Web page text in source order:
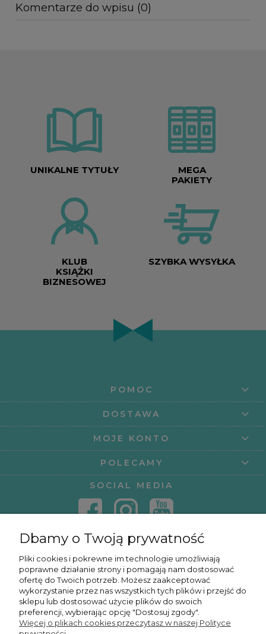
Komentarze do wpisu (0)
UNIKALNE TYTUŁY
MEGA
PAKIETY
KLUB
KSIĄŻKI
BIZNESOWEJ
SZYBKA WYSYŁKA
POMOC
DOSTAWA
MOJE KONTO
POLECAMY
SOCIAL MEDIA
KURSY ONLINE
OSMPOWER SP. Z O.O.
Dbamy o Twoją prywatność
Pliki cookies i pokrewne im technologie umożliwiają
poprawne działanie strony i pomagają nam dostosować
ofertę do Twoich potrzeb. Możesz zaakceptować
wykorzystanie przez nas wszystkich tych plików i przejść do
sklepu lub dostosować użycie plików do swoich
preferencji, wybierając opcję "Dostosuj zgody".
Więcej o plikach cookies przeczytasz w naszej Polityce